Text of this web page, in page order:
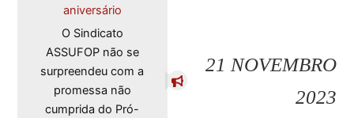
aniversário
O Sindicato
ASSUFOP não se
surpreendeu com a
promessa não
cumprida do Pró-
21 NOVEMBRO
2023